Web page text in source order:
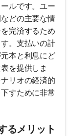
ルです。ユー
どの主要な情
完済するため
。支払いの計
本と利息にど
を提供しま
リオの経済的
すために非常
るメリット